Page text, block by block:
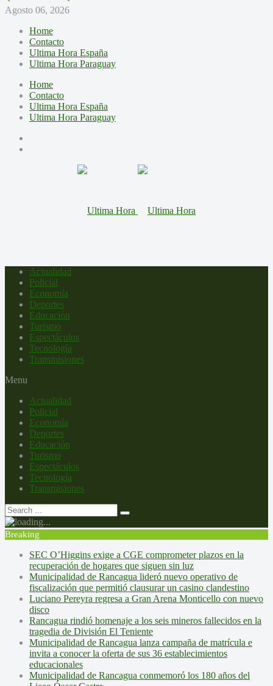
Agosto 06, 2026
Home
Contacto
Ultima Hora España
Ultima Hora Paraguay
Home
Contacto
Ultima Hora España
Ultima Hora Paraguay
Actualidad
Policial
Economía
Deportes
Educación
Turismo
Espectáculos
Tecnología
Transmisiones
Menu
Actualidad
Policial
Economía
Deportes
Educación
Turismo
Espectáculos
Tecnología
Transmisiones
Breaking
SEC O’Higgins exige a CGE comprometer plazos en la
recuperación de hogares que siguen sin luz
Municipalidad de Rancagua lideró nuevo operativo de
fiscalización que permitió clausurar un casino clandestino
Luciano Pereyra regresa a Gran Arena Monticello con nuevo
disco
Rancagua rindió homenaje a los seis mineros fallecidos en la
tragedia de División El Teniente
Municipalidad de Rancagua lanza campaña de matrícula e
invita a conocer la oferta de sus 36 establecimientos
educacionales
Municipalidad de Rancagua conmemoró los 180 años del